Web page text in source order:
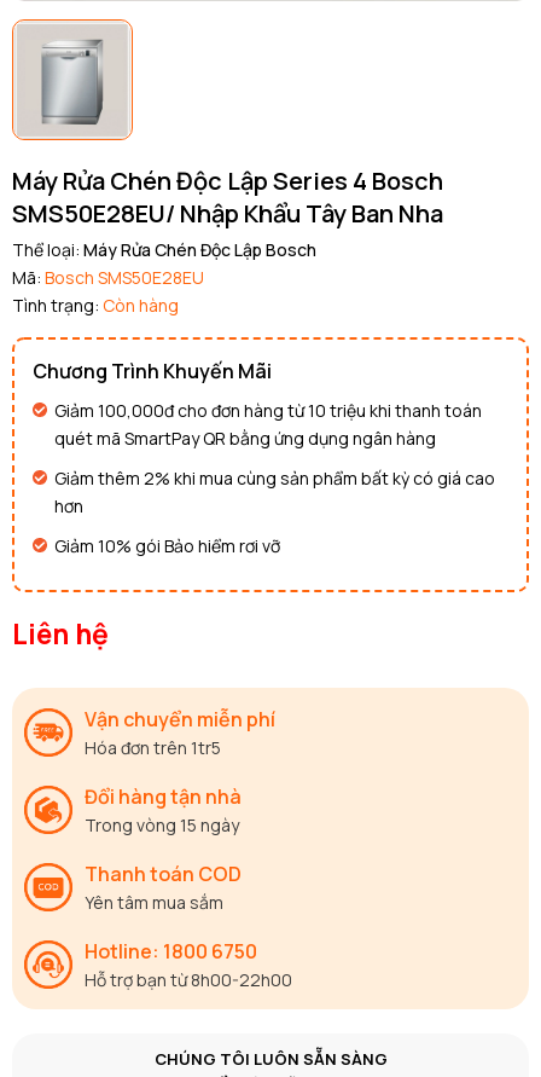
Máy Rửa Chén Độc Lập Series 4 Bosch
SMS50E28EU/ Nhập Khẩu Tây Ban Nha
Thể loại: Máy Rửa Chén Độc Lập Bosch
Mã: Bosch SMS50E28EU
Tình trạng: Còn hàng
Chương Trình Khuyến Mãi
Giảm 100,000đ cho đơn hàng từ 10 triệu khi thanh toán
quét mã SmartPay QR bằng ứng dụng ngân hàng
Giảm thêm 2% khi mua cùng sản phẩm bất kỳ có giá cao
hơn
Giảm 10% gói Bảo hiểm rơi vỡ
Liên hệ
Vận chuyển miễn phí
Hóa đơn trên 1tr5
Đổi hàng tận nhà
Trong vòng 15 ngày
Thanh toán COD
Yên tâm mua sắm
Hotline: 1800 6750
Hỗ trợ bạn từ 8h00-22h00
CHÚNG TÔI LUÔN SẴN SÀNG